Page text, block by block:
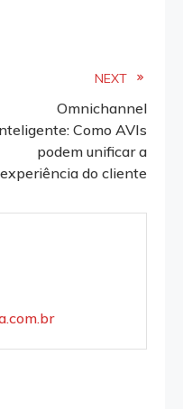
NEXT
Omnichannel
Como AVIs
podem unificar a
experiência do cliente